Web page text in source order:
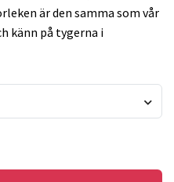
är den samma som vår
känn på tygerna i